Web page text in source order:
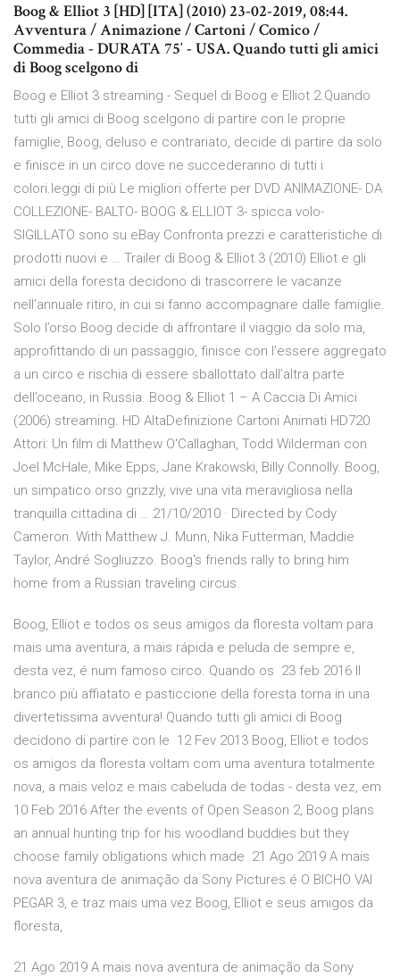
Boog & Elliot 3 [HD] [ITA] (2010) 23-02-2019, 08:44.
Avventura / Animazione / Cartoni / Comico /
Commedia - DURATA 75′ - USA. Quando tutti gli amici
di Boog scelgono di
Boog e Elliot 3 streaming - Sequel di Boog e Elliot 2.Quando
tutti gli amici di Boog scelgono di partire con le proprie
famiglie, Boog, deluso e contrariato, decide di partire da solo
e finisce in un circo dove ne succederanno di tutti i
colori.leggi di più Le migliori offerte per DVD ANIMAZIONE- DA
COLLEZIONE- BALTO- BOOG & ELLIOT 3- spicca volo-
SIGILLATO sono su eBay Confronta prezzi e caratteristiche di
prodotti nuovi e … Trailer di Boog & Elliot 3 (2010) Elliot e gli
amici della foresta decidono di trascorrere le vacanze
nell’annuale ritiro, in cui si fanno accompagnare dalle famiglie.
Solo l’orso Boog decide di affrontare il viaggio da solo ma,
approfittando di un passaggio, finisce con l’essere aggregato
a un circo e rischia di essere sballottato dall’altra parte
dell’oceano, in Russia. Boog & Elliot 1 – A Caccia Di Amici
(2006) streaming. HD AltaDefinizione Cartoni Animati HD720
Attori: Un film di Matthew O'Callaghan, Todd Wilderman con
Joel McHale, Mike Epps, Jane Krakowski, Billy Connolly. Boog,
un simpatico orso grizzly, vive una vita meravigliosa nella
tranquilla cittadina di … 21/10/2010 · Directed by Cody
Cameron. With Matthew J. Munn, Nika Futterman, Maddie
Taylor, André Sogliuzzo. Boog's friends rally to bring him
home from a Russian traveling circus.
Boog, Elliot e todos os seus amigos da floresta voltam para
mais uma aventura, a mais rápida e peluda de sempre e,
desta vez, é num famoso circo. Quando os 23 feb 2016 ll
branco più affiatato e pasticcione della foresta torna in una
divertetissima avventura! Quando tutti gli amici di Boog
decidono di partire con le 12 Fev 2013 Boog, Elliot e todos
os amigos da floresta voltam com uma aventura totalmente
nova, a mais veloz e mais cabeluda de todas - desta vez, em
10 Feb 2016 After the events of Open Season 2, Boog plans
an annual hunting trip for his woodland buddies but they
choose family obligations which made 21 Ago 2019 A mais
nova aventura de animação da Sony Pictures é O BICHO VAI
PEGAR 3, e traz mais uma vez Boog, Elliot e seus amigos da
floresta,
21 Ago 2019 A mais nova aventura de animação da Sony